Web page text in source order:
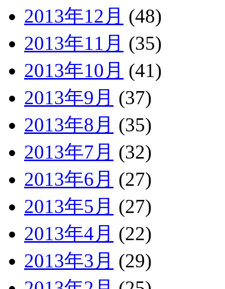
2013年12月 (48)
2013年11月 (35)
2013年10月 (41)
2013年9月 (37)
2013年8月 (35)
2013年7月 (32)
2013年6月 (27)
2013年5月 (27)
2013年4月 (22)
2013年3月 (29)